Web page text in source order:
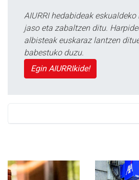
AIURRI hedabideak
jaso eta zabaltzen ditu.
albisteak euskaraz lantzen
babestuko duzu.
Egin AIURRIkide!